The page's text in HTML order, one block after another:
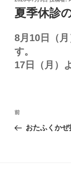
稿
日:
夏季休診
8月10日（
す。
17日（月）
投
ナ
前
の
前
おたふくか